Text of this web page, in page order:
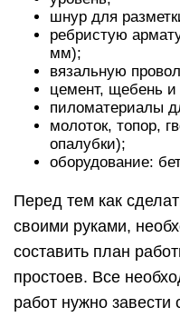
шнур для
ребристую
мм);
вязальную
цемент, щебень и
пиломатериалы
молоток, топор,
опалубки);
оборудование:
Перед тем как
своими руками,
составить план
простоев. Все
работ нужно завести